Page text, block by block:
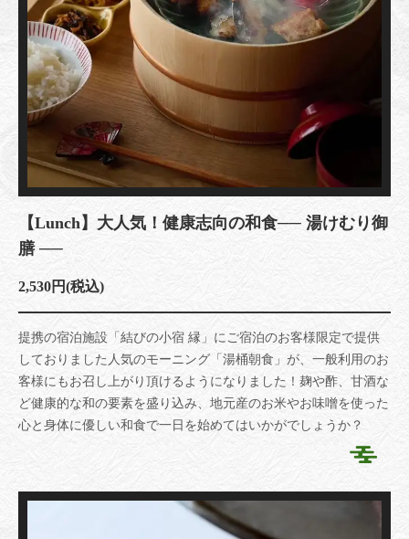
【Lunch】大人気！健康志向の和食── 湯けむり御
膳 ──
2,530円(税込)
提携の宿泊施設「結びの小宿 縁」にご宿泊のお客様限定で提供
しておりました人気のモーニング「湯桶朝食」が、一般利用のお
客様にもお召し上がり頂けるようになりました！麹や酢、甘酒な
ど健康的な和の要素を盛り込み、地元産のお米やお味噌を使った
心と身体に優しい和食で一日を始めてはいかがでしょうか？